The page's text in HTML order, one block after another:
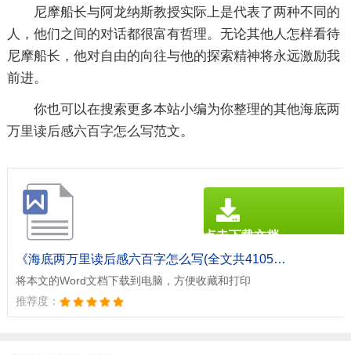
尼摩船长与阿龙纳斯教授实际上是代表了两种不同的
人，他们之间的对话都很富有哲理。无论其他人怎样看待
尼摩船长，他对自由的向往与他的探索精神将永远激励我
前进。
你也可以在搜索更多本站小编为你整理的其他海底两
万里读后感六百字怎么写范文。
《海底两万里读后感六百字怎么写(全文共4105字).doc》
将本文的Word文档下载到电脑，方便收藏和打印
推荐度：
点击下载文档
文档为doc格式